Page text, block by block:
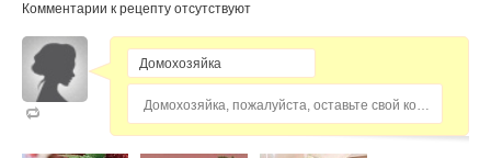
Комментарии к рецепту отсутствуют
Домохозяйка, пожалуйста, оставьте свой комментарий...